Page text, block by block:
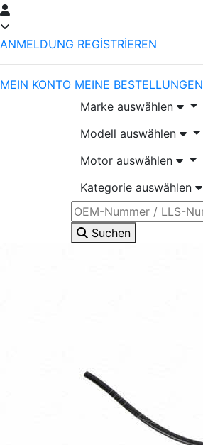
ANMELDUNG REGİSTRİEREN
MEIN KONTO MEINE BESTELLUNGEN
Marke auswählen
Modell auswählen
Motor auswählen
Kategorie auswählen
Suchen